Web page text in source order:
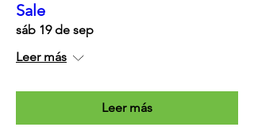
Sale
sáb 19 de sep
Leer más
Leer más